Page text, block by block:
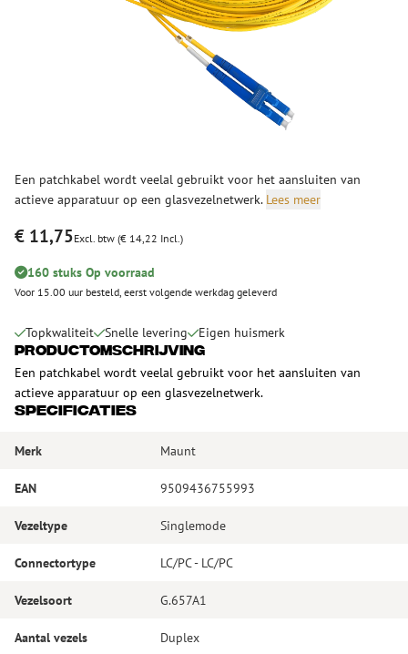
Een patchkabel wordt veelal gebruikt voor het aansluiten van
actieve apparatuur op een glasvezelnetwerk. Lees meer
€ 11,75Excl. btw (€ 14,22 Incl.)
160 stuks Op voorraad
Voor 15.00 uur besteld, eerst volgende werkdag geleverd
Topkwaliteit Snelle levering Eigen huismerk
Productomschrijving
Een patchkabel wordt veelal gebruikt voor het aansluiten van
actieve apparatuur op een glasvezelnetwerk.
Specificaties
Merk Maunt
EAN 9509436755993
Vezeltype Singlemode
Connectortype LC/PC - LC/PC
Vezelsoort G.657A1
Aantal vezels Duplex